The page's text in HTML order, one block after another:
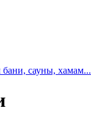
сауны, хамам...